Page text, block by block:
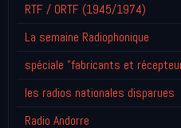
RTF / ORTF (1945/1974)
La semaine Radiophonique
spéciale "fabricants et
les radios nationales disparues
Radio Andorre